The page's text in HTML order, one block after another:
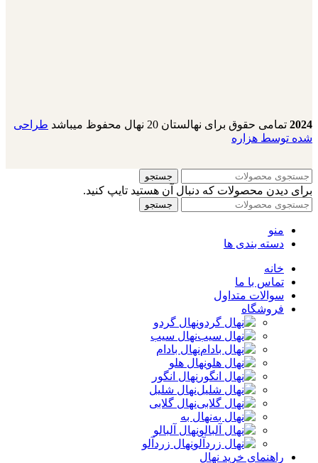
2024 تمامی حقوق برای نهالستان 20 نهال محفوظ میباشد
طراحی
شده توسط هزاره
جستجو
برای دیدن محصولات که دنبال آن هستید تایپ کنید.
جستجو
منو
دسته بندی ها
خانه
تماس با ما
سوالات متداول
فروشگاه
نهال گردو
نهال سیب
نهال بادام
نهال هلو
نهال انگور
نهال شلیل
نهال گلابی
نهال به
نهال آلبالو
نهال زردآلو
راهنمای خرید نهال